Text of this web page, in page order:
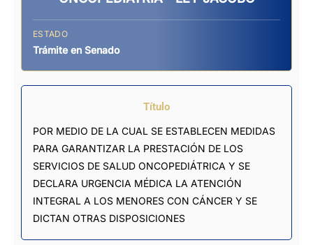
ESTADO
Trámite en Senado
Título
POR MEDIO DE LA CUAL SE ESTABLECEN MEDIDAS
PARA GARANTIZAR LA PRESTACIÓN DE LOS
SERVICIOS DE SALUD ONCOPEDIÁTRICA Y SE
DECLARA URGENCIA MÉDICA LA ATENCIÓN
INTEGRAL A LOS MENORES CON CÁNCER Y SE
DICTAN OTRAS DISPOSICIONES